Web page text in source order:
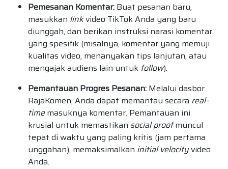
Pemesanan Komentar: Buat pesanan baru,
masukkan linkvideo TikTok Anda yang baru
diunggah, dan berikan instruksi narasi komentar
yang spesifik (misalnya, komentar yang memuji
kualitas video, menanyakan tips lanjutan, atau
mengajak audiens lain untuk follow).
Pemantauan Progres Pesanan: Melalui dasbor
RajaKomen, Anda dapat memantau secara real-
timemasuknya komentar. Pemantauan ini
krusial untuk memastikan social proofmuncul
tepat di waktu yang paling kritis (jam pertama
unggahan), memaksimalkan initial velocityvideo
Anda.